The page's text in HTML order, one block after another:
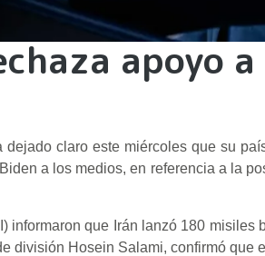
apoyo
claro este miércoles que su
a los medios, en referencia a la
informaron que Irán lanzó 180 misiles
división Hosein Salami, confirmó que